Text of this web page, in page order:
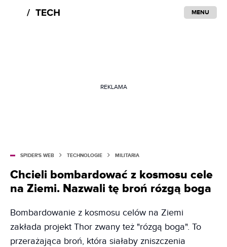
MENU
REKLAMA
SPIDER'S WEB TECHNOLOGIE MILITARIA
Chcieli bombardować z kosmosu cele
na Ziemi. Nazwali tę broń rózgą boga
Bombardowanie z kosmosu celów na Ziemi
zakłada projekt Thor zwany też "rózgą boga". To
przerażająca broń, która siałaby zniszczenia